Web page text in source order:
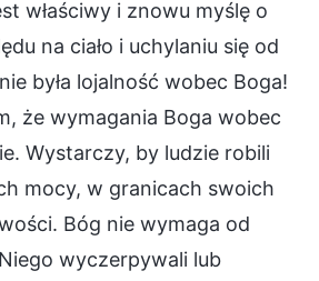
właściwy i znowu myślę o
na ciało i uchylaniu się od
była lojalność wobec Boga!
że wymagania Boga wobec
Wystarczy, by ludzie robili
mocy, w granicach swoich
Bóg nie wymaga od
wyczerpywali lub